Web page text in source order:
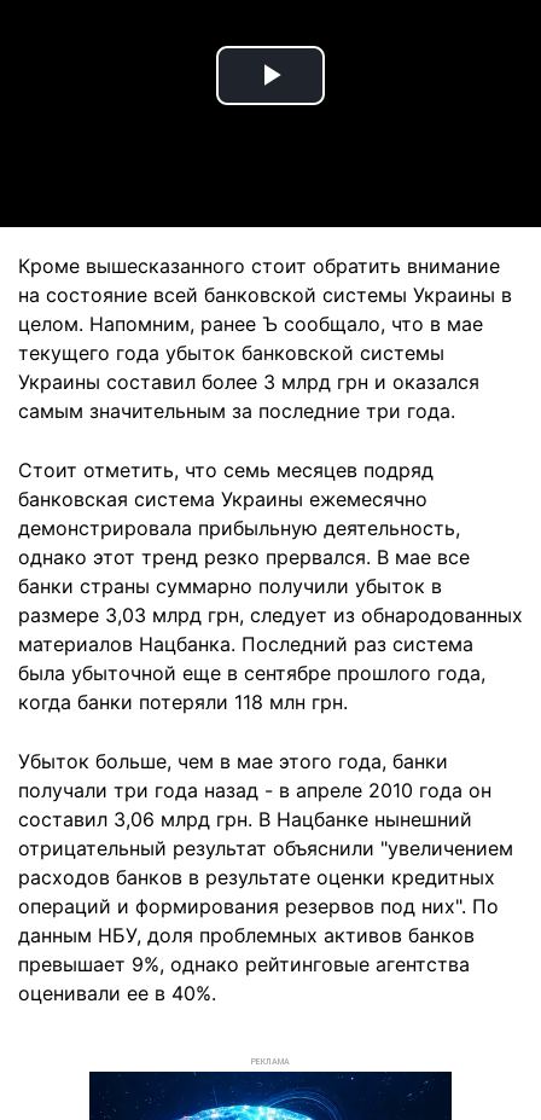
Play
Кроме вышесказанного стоит обратить внимание
на состояние всей банковской системы Украины в
целом. Напомним, ранее Ъ сообщало, что в мае
текущего года убыток банковской системы
Украины составил более 3 млрд грн и оказался
самым значительным за последние три года.
Стоит отметить, что семь месяцев подряд
банковская система Украины ежемесячно
демонстрировала прибыльную деятельность,
однако этот тренд резко прервался. В мае все
банки страны суммарно получили убыток в
размере 3,03 млрд грн, следует из обнародованных
материалов Нацбанка. Последний раз система
была убыточной еще в сентябре прошлого года,
когда банки потеряли 118 млн грн.
Убыток больше, чем в мае этого года, банки
получали три года назад - в апреле 2010 года он
составил 3,06 млрд грн. В Нацбанке нынешний
отрицательный результат объяснили "увеличением
расходов банков в результате оценки кредитных
операций и формирования резервов под них". По
данным НБУ, доля проблемных активов банков
превышает 9%, однако рейтинговые агентства
оценивали ее в 40%.
РЕКЛАМА